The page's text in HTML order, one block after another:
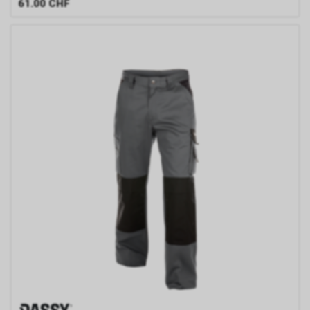
61.00 CHF
oder „Ähnliche Zielgruppen“-
Funktion ein. Es handelt sich
hierbei um einen Dienst der
Google Ireland Limited, Gordon
House, Barrow Street, Dublin 4,
Irland, nachfolgend nur „Google“
genannt.
Wir nutzen diese Funktion, um
interessenbezogene,
personalisierte Werbung auf
Internetseiten Dritter, die
ebenfalls an dem Werbe-
Netzwerk von Google
teilnehmen, zu schalten.
Im Falle einer von Ihnen erteilten
Einwilligung für diese